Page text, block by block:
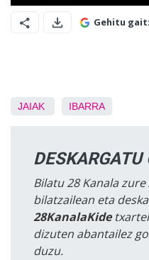
Gehitu
JAIAK IBARRA
DESKARGATU
Bilatu 28 Kanala
bilatzailean eta
28KanalaKidetxartel
dizuten abantailez
duzu.